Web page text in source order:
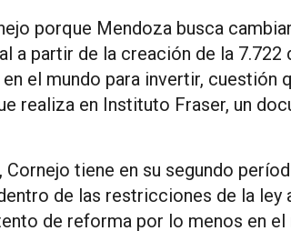
porque Mendoza busca
a partir de la creación de la
el mundo para invertir, cuestión
realiza en Instituto Fraser, un
tiene en su segundo
de las restricciones de la ley
de reforma por lo menos en el